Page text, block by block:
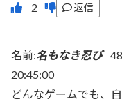
返信
名前:名もなき忍び
20:45:00
どんなゲームでも、